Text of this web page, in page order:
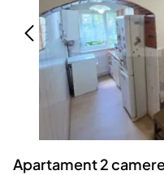
Servicii
Animale de companie
Afaceri și
Inchiriere Bunuri si
Utilaje agricole si
Piese auto si accesorii
Dacia Duster
Apartament 2